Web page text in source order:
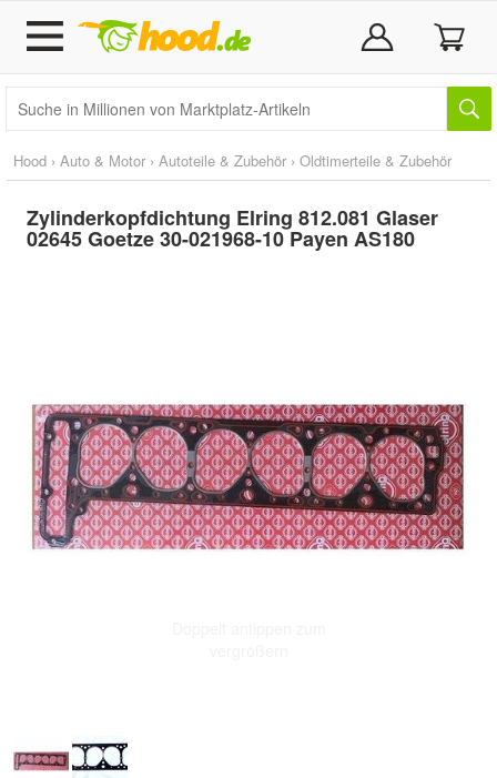
Hood › Auto & Motor › Autoteile & Zubehör › Oldtimerteile & Zubehör
Zylinderkopfdichtung Elring 812.081 Glaser
02645 Goetze 30-021968-10 Payen AS180